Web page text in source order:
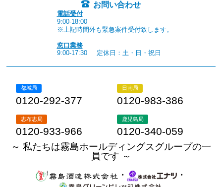
お問い合わせ
電話受付
9:00-18:00
※上記時間外も緊急案件受付致します。
窓口業務
9:00-17:30
定休日：土・日・祝日
都城局
0120-292-377
日南局
0120-983-386
志布志局
0120-933-966
鹿児島局
0120-340-059
～ 私たちは霧島ホールディングスグループの一
員です ～
・
・